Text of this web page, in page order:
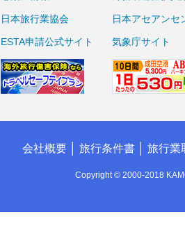
日本旅行業協会 日本アセアンセ
ESTA申請公式サイト 気象庁サイト
会社概要 旅行条件書 旅行業
Copyright © 2000-2018